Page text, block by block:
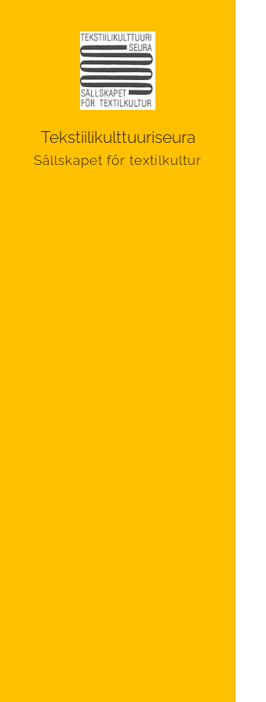
Tekstiilikulttuuriseura
Sällskapet för textilkultur